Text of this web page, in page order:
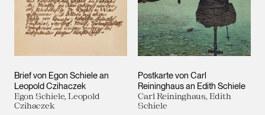
Brief von Egon Schiele an
Leopold Czihaczek
Egon Schiele, Leopold
Czihaczek
Postkarte von Carl
Reininghaus an Edith Schiele
Carl Reininghaus, Edith
Schiele